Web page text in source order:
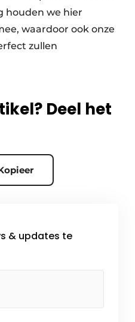
houden we hier
waardoor ook onze
zullen
Deel het
& updates te